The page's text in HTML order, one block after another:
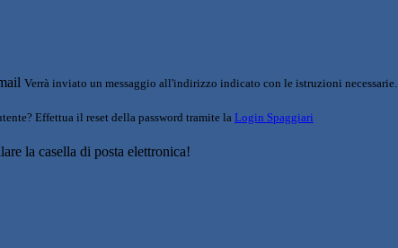
Verrà inviato un messaggio all'indirizzo indicato con le istruzioni necessarie.
Effettua il reset della password tramite la Login Spaggiari
la casella di posta elettronica!